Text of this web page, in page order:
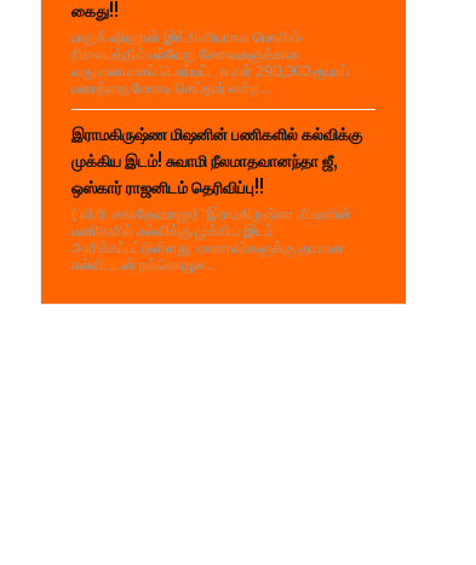
கைது!!
பாறுக் ஷிஹான் இங்கினியாகல பொலிஸ்
நிலையத்தில் பல்வேறு சேவைகளுக்காக
வருமானமாகப் பெறப்பட்ட சுமார் 290,000 ரூபாய்
பணத்தை மோசடி செய்தார் என்ற...
இராமகிருஷ்ண மிஷனின் பணிகளில் கல்விக்கு
முக்கிய இடம்! சுவாமி நீலமாதவானந்தா ஜீ,
ஒஸ்கார் ராஜனிடம் தெரிவிப்பு!!
( வி.ரி. சகாதேவராஜா) "இராமகிருஷ்ண மிஷனின்
பணிகளில் கல்விக்கு முக்கிய இடம்
அளிக்கப்பட்டுள்ளது. மாணவர்களுக்கு தரமான
கல்வியுடன் நல்லொழுக...